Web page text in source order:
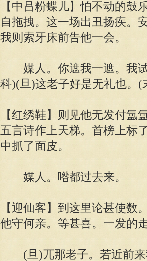
【中吕粉蝶儿】怕不动的鼓
自拖拽。这一场出丑扬疾。
我则索牙床前告他一会。
媒人。你遮我一遮。我试
科)(旦)这老子好是无礼也。(
【红绣鞋】则见他无发付氲
五言诗作上天梯。首榜上标
中抓了面皮。
媒人。喒都过去来。
【迎仙客】到这里论甚使数
他守何亲。等甚喜。一发的
(旦)兀那老子。若近前来